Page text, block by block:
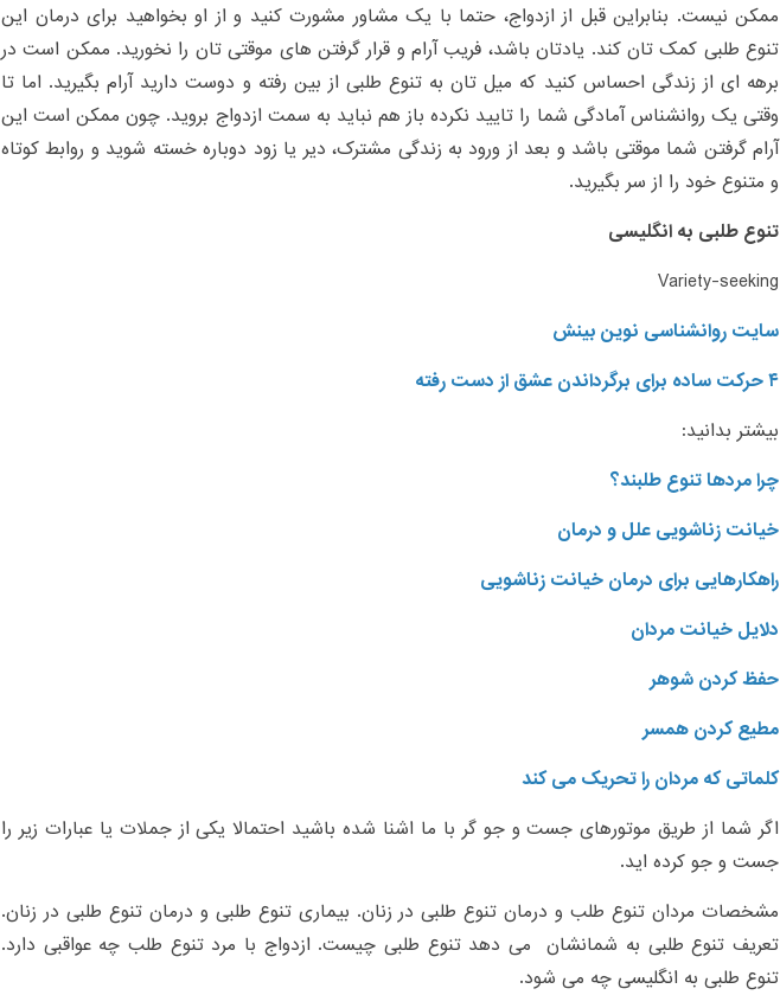
ممکن نیست. بنابراین قبل از ازدواج، حتما با یک مشاور مشورت کنید و از او بخواهید برای درمان این
تنوع طلبی کمک تان کند. یادتان باشد، فریب آرام و قرار گرفتن های موقتی تان را نخورید. ممکن است در
برهه ای از زندگی احساس کنید که میل تان به تنوع طلبی از بین رفته و دوست دارید آرام بگیرید. اما تا
وقتی یک روانشناس آمادگی شما را تایید نکرده باز هم نباید به سمت ازدواج بروید. چون ممکن است این
آرام گرفتن شما موقتی باشد و بعد از ورود به زندگی مشترک، دیر یا زود دوباره خسته شوید و روابط کوتاه
و متنوع خود را از سر بگیرید.
تنوع طلبی به انگلیسی
Variety-seeking
سایت روانشناسی نوین بینش
۴ حرکت ساده برای برگرداندن عشق از دست رفته
بیشتر بدانید:
چرا مردها تنوع طلبند؟
خیانت زناشویی علل و درمان
راهکارهایی برای درمان خیانت زناشویی
دلایل خیانت مردان
حفظ کردن شوهر
مطیع کردن همسر
کلماتی که مردان را تحریک می کند
اگر شما از طریق موتورهای جست و جو گر با ما اشنا شده باشید احتمالا یکی از جملات یا عبارات زیر را
جست و جو کرده اید.
مشخصات مردان تنوع طلب و درمان تنوع طلبی در زنان. بیماری تنوع طلبی و درمان تنوع طلبی در زنان.
تعریف تنوع طلبی به شمانشان می دهد تنوع طلبی چیست. ازدواج با مرد تنوع طلب چه عواقبی دارد.
تنوع طلبی به انگلیسی چه می شود.